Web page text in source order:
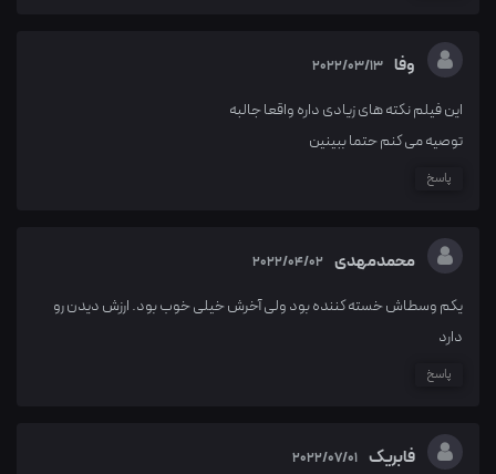
وفا 2022/03/13
این فیلم نکته های زیادی داره واقعا جالبه
توصیه می کنم حتما ببینین
پاسخ
محمدمهدی 2022/04/02
یکم وسطاش خسته کننده بود ولی آخرش خیلی خوب بود. ارزش دیدن رو
دارد
پاسخ
فابریک 2022/07/01